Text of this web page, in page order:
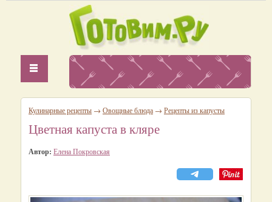
Кулинарные рецепты → Овощные блюда → Рецепты из капусты
Цветная капуста в кляре
Автор: Елена Покровская